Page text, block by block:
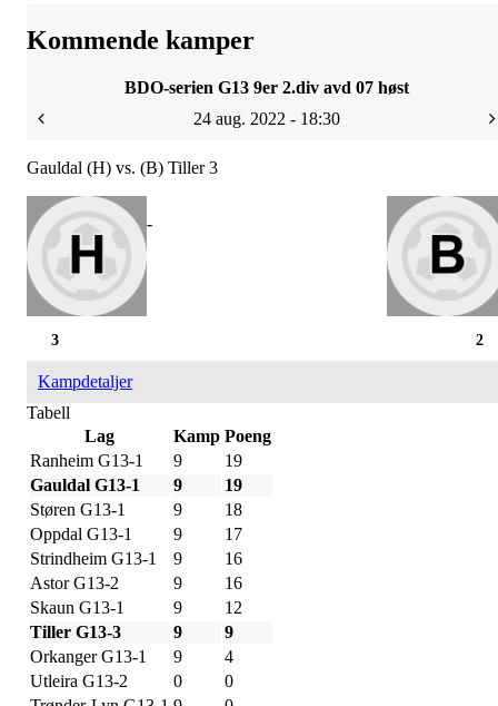
Kommende kamper
BDO-serien G13 9er 2.div avd 07 høst
24 aug. 2022 - 18:30
Gauldal (H) vs. (B) Tiller 3
-
2
3
Kampdetaljer
Tabell
Lag
Kamp Poeng
Ranheim G13-1
9
19
Gauldal G13-1
9
19
Støren G13-1
9
18
Oppdal G13-1
9
17
Strindheim G13-1
9
16
Astor G13-2
9
16
Skaun G13-1
9
12
Tiller G13-3
9
9
Orkanger G13-1
9
4
Utleira G13-2
0
0